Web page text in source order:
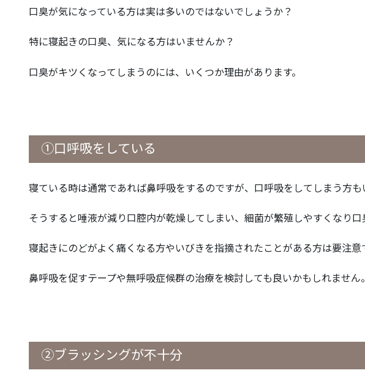
口臭が気になっている方は実は多いのではないでしょうか？
特に寝起きの口臭、気になる方はいませんか？
口臭がキツくなってしまうのには、いくつか理由があります。
①口呼吸をしている
寝ている時は通常であれば鼻呼吸をするのですが、口呼吸をしてしまう方も
そうすると唾液が減り口腔内が乾燥してしまい、細菌が繁殖しやすくなり口
寝起きにのどがよく痛くなる方やいびきを指摘されたことがある方は要注意
鼻呼吸を促すテープや無呼吸症候群の治療を検討しても良いかもしれません
②ブラッシングが不十分